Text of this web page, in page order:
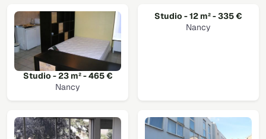
Studio - 23 m² - 465 €
Nancy
Studio - 12 m² - 335 €
Nancy